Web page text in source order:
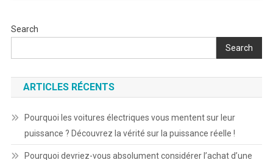
Search
Search
ARTICLES RÉCENTS
Pourquoi les voitures électriques vous mentent sur leur
puissance ? Découvrez la vérité sur la puissance réelle !
Pourquoi devriez-vous absolument considérer l’achat d’une